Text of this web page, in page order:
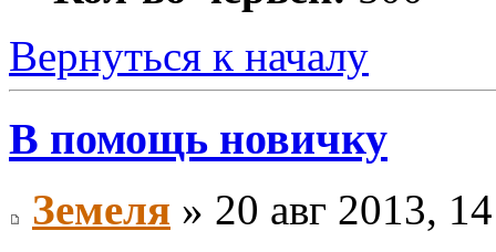
Вернуться к началу
В помощь новичку
Земеля » 20 авг 2013,